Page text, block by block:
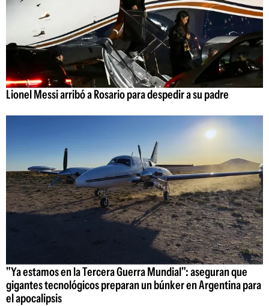
Lionel Messi arribó a Rosario para despedir a su padre
"Ya estamos en la Tercera Guerra Mundial": aseguran que
gigantes tecnológicos preparan un búnker en Argentina para
el apocalipsis